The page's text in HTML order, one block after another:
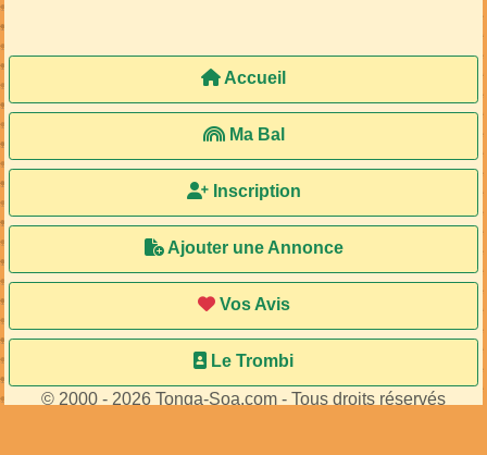
Accueil
Ma Bal
Inscription
Ajouter une Annonce
Vos Avis
Le Trombi
© 2000 - 2026 Tonga-Soa.com - Tous droits réservés